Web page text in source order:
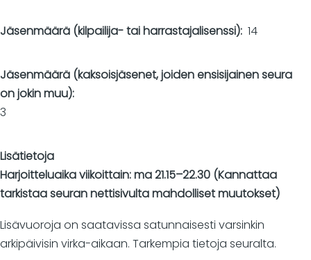
Jäsenmäärä (kilpailija- tai harrastajalisenssi) 14
Jäsenmäärä (kaksoisjäsenet, joiden ensisijainen seura
on jokin muu)
3
Lisätietoja
Harjoitteluaika viikoittain: ma 21.15–22.30 (Kannattaa
tarkistaa seuran nettisivulta mahdolliset muutokset)
Lisävuoroja on saatavissa satunnaisesti varsinkin
arkipäivisin virka-aikaan. Tarkempia tietoja seuralta.